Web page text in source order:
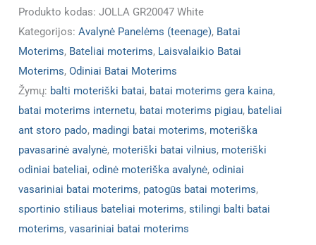
Produkto kodas:JOLLA GR20047 White
Kategorijos:Avalynė Panelėms (teenage), Batai
Moterims, Bateliai moterims, Laisvalaikio Batai
Moterims,Odiniai Batai Moterims
Žymų: balti moteriški batai, batai moterims gera kaina,
batai moterims internetu, batai moterims pigiau, bateliai
ant storo pado, madingi batai moterims, moteriška
pavasarinė avalynė, moteriški batai vilnius, moteriški
odiniai bateliai,odinė moteriška avalynė,odiniai
vasariniai batai moterims, patogūs batai moterims,
sportinio stiliaus bateliai moterims,stilingi balti batai
moterims,vasariniai batai moterims